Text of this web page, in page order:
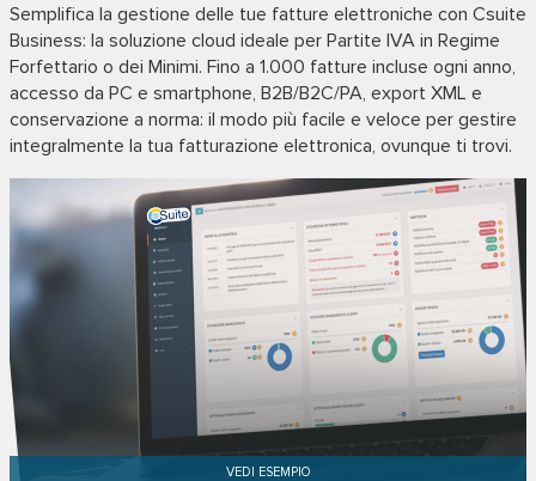
Semplifica la gestione delle tue fatture elettroniche con Csuite
Business: la soluzione cloud ideale per Partite IVA in Regime
Forfettario o dei Minimi. Fino a 1.000 fatture incluse ogni anno,
accesso da PC e smartphone, B2B/B2C/PA, export XML e
conservazione a norma: il modo più facile e veloce per gestire
integralmente la tua fatturazione elettronica, ovunque ti trovi.